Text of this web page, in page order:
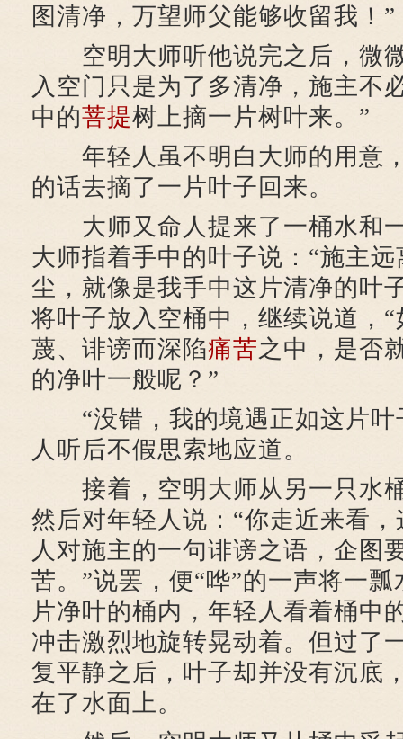
图清净，万望师父能够收留我！”
空明大师听他说完之后，微
入空门只是为了多清净，施主不
中的菩提树上摘一片树叶来。”
年轻人虽不明白大师的用意
的话去摘了一片叶子回来。
大师又命人提来了一桶水和
大师指着手中的叶子说：“施主
尘，就像是我手中这片清净的叶
将叶子放入空桶中，继续说道，
蔑、诽谤而深陷痛苦之中，是否
的净叶一般呢？”
“没错，我的境遇正如这片叶
人听后不假思索地应道。
接着，空明大师从另一只水
然后对年轻人说：“你走近来看
人对施主的一句诽谤之语，企图
苦。”说罢，便“哗”的一声将一
片净叶的桶内，年轻人看着桶中
冲击激烈地旋转晃动着。但过了
复平静之后，叶子却并没有沉底
在了水面上。